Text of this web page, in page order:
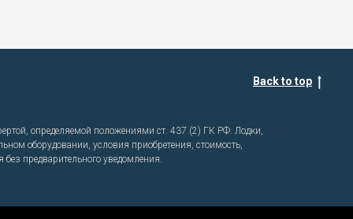
Back to top
определяемой положениями ст. 437 (2) ГК РФ. Лодки,
оборудовании, условия приобретения, стоимость,
предварительного уведомления.